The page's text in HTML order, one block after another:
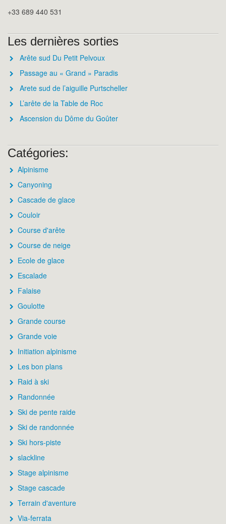
+33 689 440 531
Les dernières sorties
Arête sud Du Petit Pelvoux
Passage au « Grand » Paradis
Arete sud de l’aiguille Purtscheller
L’arête de la Table de Roc
Ascension du Dôme du Goûter
Catégories:
Alpinisme
Canyoning
Cascade de glace
Couloir
Course d'arête
Course de neige
Ecole de glace
Escalade
Falaise
Goulotte
Grande course
Grande voie
Initiation alpinisme
Les bon plans
Raid à ski
Randonnée
Ski de pente raide
Ski de randonnée
Ski hors-piste
slackline
Stage alpinisme
Stage cascade
Terrain d'aventure
Via-ferrata